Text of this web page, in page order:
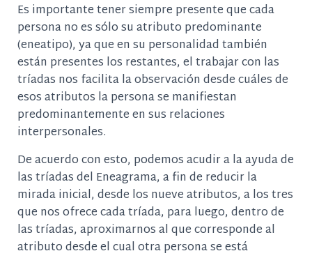
Es importante tener siempre presente que cada
persona no es sólo su atributo predominante
(eneatipo), ya que en su personalidad también
están presentes los restantes, el trabajar con las
tríadas nos facilita la observación desde cuáles de
esos atributos la persona se manifiestan
predominantemente en sus relaciones
interpersonales.
De acuerdo con esto, podemos acudir a la ayuda de
las tríadas del Eneagrama, a fin de reducir la
mirada inicial, desde los nueve atributos, a los tres
que nos ofrece cada tríada, para luego, dentro de
las tríadas, aproximarnos al que corresponde al
atributo desde el cual otra persona se está